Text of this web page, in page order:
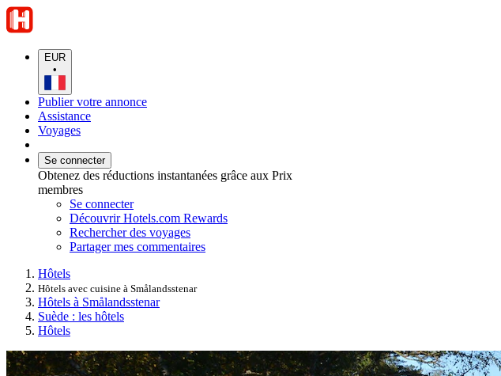
EUR
•
Publier votre annonce
Assistance
Voyages
Se connecter
Obtenez des réductions instantanées grâce aux Prix
membres
Se connecter
Découvrir Hotels.com Rewards
Rechercher des voyages
Partager mes commentaires
Hôtels
Hôtels avec cuisine à Smålandsstenar
Hôtels à Smålandsstenar
Suède : les hôtels
Hôtels